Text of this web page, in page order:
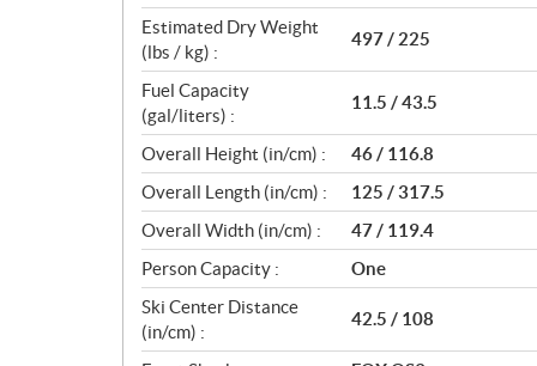
Estimated Dry Weight
(lbs / kg) :
497 / 225
Fuel Capacity
(gal/liters) :
11.5 / 43.5
Overall Height (in/cm) :
46 / 116.8
Overall Length (in/cm) :
125 / 317.5
Overall Width (in/cm) :
47 / 119.4
Person Capacity :
One
Ski Center Distance
(in/cm) :
42.5 / 108